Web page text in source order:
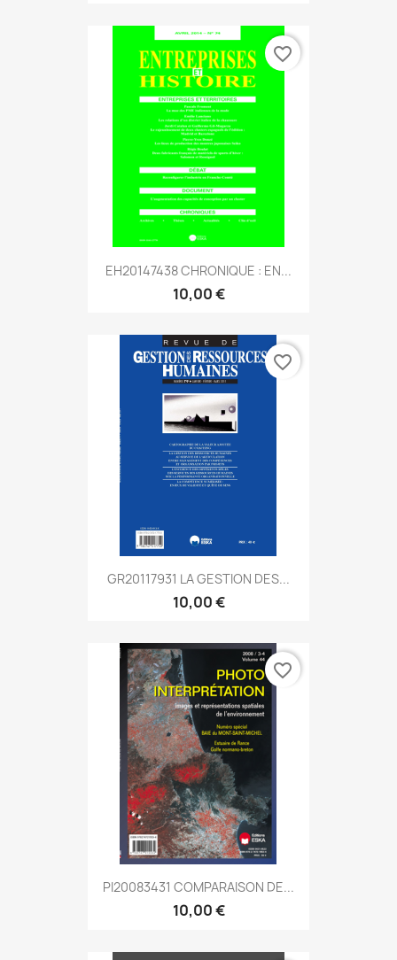
EH20147438 CHRONIQUE : EN...
10,00 €
favorite_border
GR20117931 LA GESTION DES...
10,00 €
favorite_border
PI20083431 COMPARAISON DE...
10,00 €
favorite_border